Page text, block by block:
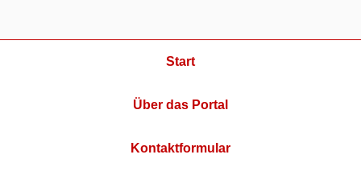
Start
Über das Portal
Kontaktformular